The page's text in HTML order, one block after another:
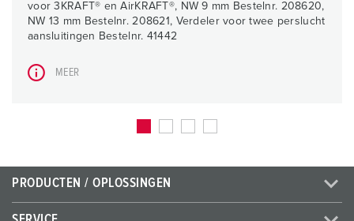
voor 3KRAFT® en AirKRAFT®, NW 9 mm Bestelnr. 208620,
NW 13 mm Bestelnr. 208621, Verdeler voor twee perslucht
aansluitingen Bestelnr. 41442
MEER
PRODUCTEN / OPLOSSINGEN